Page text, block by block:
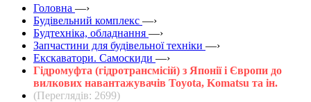
Головна —›
Будівельний комплекс —›
Будтехніка, обладнання —›
Запчастини для будівельної техніки —›
Екскаватори. Самоскиди —›
Гідромуфта (гідротрансмісій) з Японії і Європи до
вилкових навантажувачів Toyota, Komatsu та ін.
(Переглядів: 2699)